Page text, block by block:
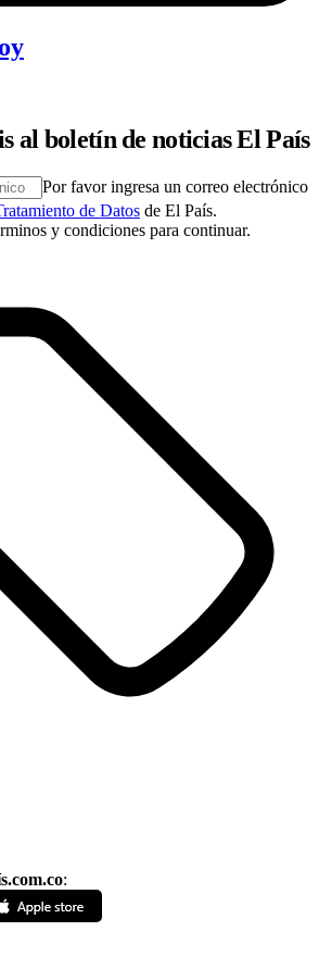
al boletín de noticias El País
Por favor ingresa un correo electrónico
de Datos de El País.
y condiciones para continuar.
: